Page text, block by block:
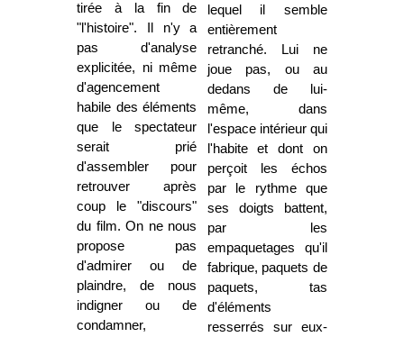
tirée à la fin de
"l'histoire". Il n'y a
pas d'analyse
explicitée, ni même
d'agencement
habile des éléments
que le spectateur
serait prié
d'assembler pour
retrouver après
coup le "discours"
du film. On ne nous
propose pas
d'admirer ou de
plaindre, de nous
indigner ou de
condamner,
lequel il semble
entièrement
retranché. Lui ne
joue pas, ou au
dedans de lui-
même, dans
l'espace intérieur qui
l'habite et dont on
perçoit les échos
par le rythme que
ses doigts battent,
par les
empaquetages qu'il
fabrique, paquets de
paquets, tas
d'éléments
resserrés sur eux-